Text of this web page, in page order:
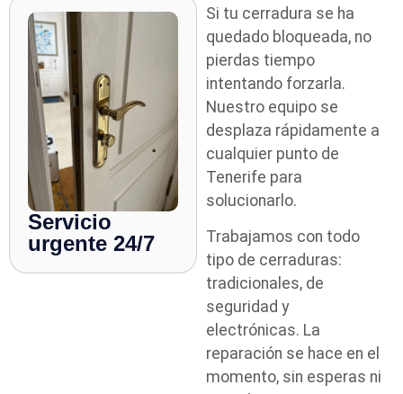
Servicio
urgente 24/7
Si tu cerradura se ha
quedado bloqueada, no
pierdas tiempo
intentando forzarla.
Nuestro equipo se
desplaza rápidamente a
cualquier punto de
Tenerife para
solucionarlo.
Trabajamos con todo
tipo de cerraduras:
tradicionales, de
seguridad y
electrónicas. La
reparación se hace en el
momento, sin esperas ni